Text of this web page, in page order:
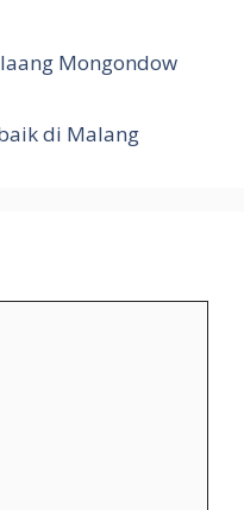
Mongondow
di Malang